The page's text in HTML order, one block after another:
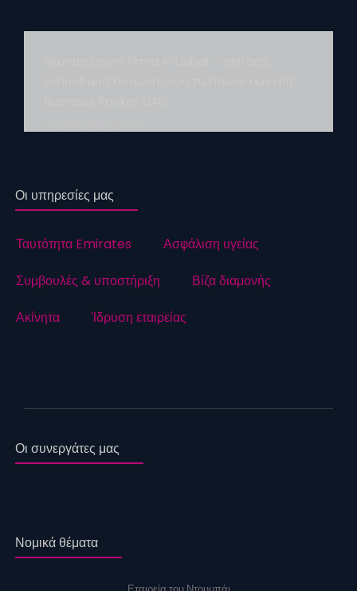
Οι υπηρεσίες μας
Ταυτότητα Emirates
Ασφάλιση υγείας
Συμβουλές & υποστήριξη
Βίζα διαμονής
Ακίνητα
Ίδρυση εταιρείας
Οι συνεργάτες μας
Νομικά θέματα